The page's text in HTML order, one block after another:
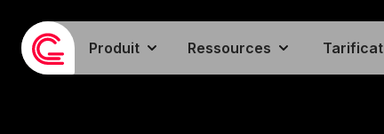
Produit Ressources